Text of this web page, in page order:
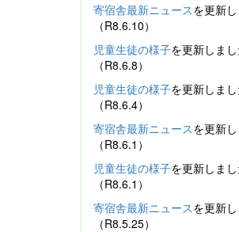
寄宿舎最新ニュースを更新
（R8.6.10）
児童生徒の様子を更新しま
（R8.6.8）
児童生徒の様子を更新しま
（R8.6.4）
寄宿舎最新ニュースを更新
（R8.6.1）
児童生徒の様子を更新しま
（R8.6.1）
寄宿舎最新ニュースを更新
（R8.5.25）